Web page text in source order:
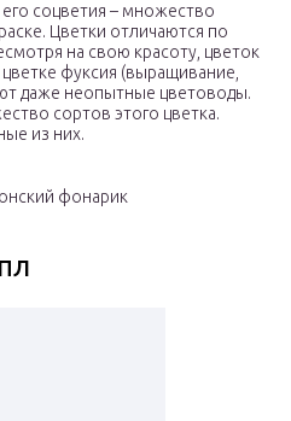
соцветия – множество
Цветки отличаются по
на свою красоту, цветок
фуксия (выращивание,
даже неопытные цветоводы.
сортов этого цветка.
из них.
фонарик